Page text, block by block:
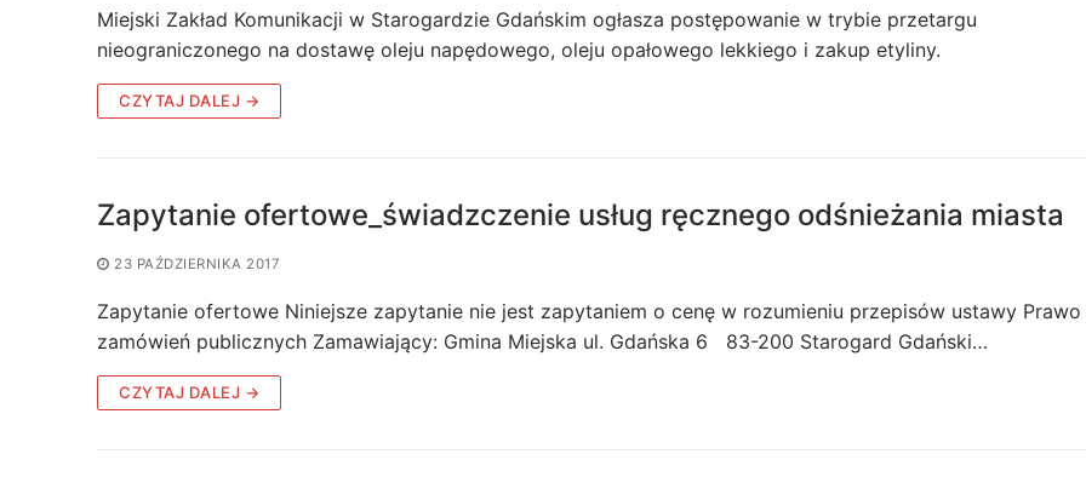
Miejski Zakład Komunikacji w Starogardzie Gdańskim ogłasza postępowanie w trybie przetargu
nieograniczonego na dostawę oleju napędowego, oleju opałowego lekkiego i zakup etyliny.
CZYTAJ DALEJ →
Zapytanie ofertowe_świadzczenie usług ręcznego odśnieżania miasta
23 PAŹDZIERNIKA 2017
Zapytanie ofertowe Niniejsze zapytanie nie jest zapytaniem o cenę w rozumieniu przepisów ustawy Prawo
zamówień publicznych Zamawiający: Gmina Miejska ul. Gdańska 6 83-200 Starogard Gdański…
CZYTAJ DALEJ →